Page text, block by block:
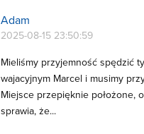
Adam
2025-08-15 23:50:59
Mieliśmy przyjemność spędzić
wajacyjnym Marcel i musimy
Miejsce przepięknie położone,
sprawia, że...